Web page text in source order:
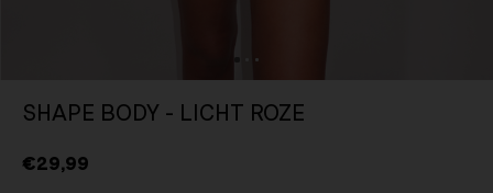
SHAPE BODY - LICHT ROZE
€29,99